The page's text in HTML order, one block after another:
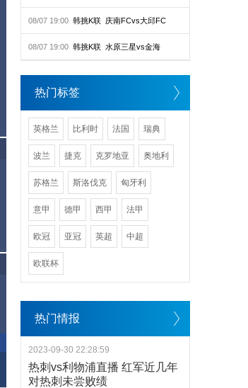
08/07 19:00 韩挑K联 庆南FCvs大邱FC
08/07 19:00 韩挑K联 水原三星vs金海
热门标签
英格兰 比利时 法国 瑞典
波兰 捷克 克罗地亚 奥地利
苏格兰 斯洛伐克 匈牙利
意甲 德甲 西甲 法甲
欧冠 亚冠 英超 中超
欧联杯
热门情报
2023-09-30 22:28:59
热刺vs利物浦直播 红军近几年
对热刺未尝败绩